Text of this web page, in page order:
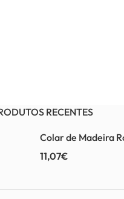
RECENTES
Colar de Madeira
11,07€